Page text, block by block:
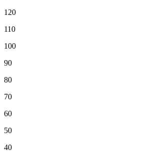
120
110
100
90
80
70
60
50
40